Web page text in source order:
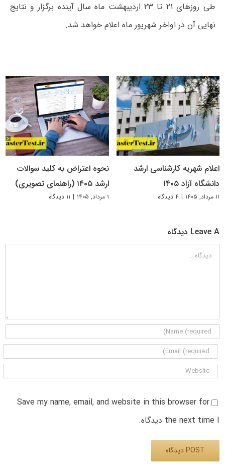
طی روزهای ۲۱ تا ۲۳ اردیبهشت ماه سال آینده برگزار و نتایج
نهایی آن در اواخر شهریور ماه اعلام خواهد شد.
اعلام شهریه کارشناسی ارشد
دانشگاه آزاد ۱۴۰۵
۱۱ مرداد, ۱۴۰۵ | ۴ دیدگاه
نحوه اعتراض به کلید سوالات
ارشد ۱۴۰۵ (راهنمای تصویری)
۱ مرداد, ۱۴۰۵ | ۱۱ دیدگاه
Leave A دیدگاه
دیدگاه
Save my name, email, and website in this browser for
the next time I دیدگاه.